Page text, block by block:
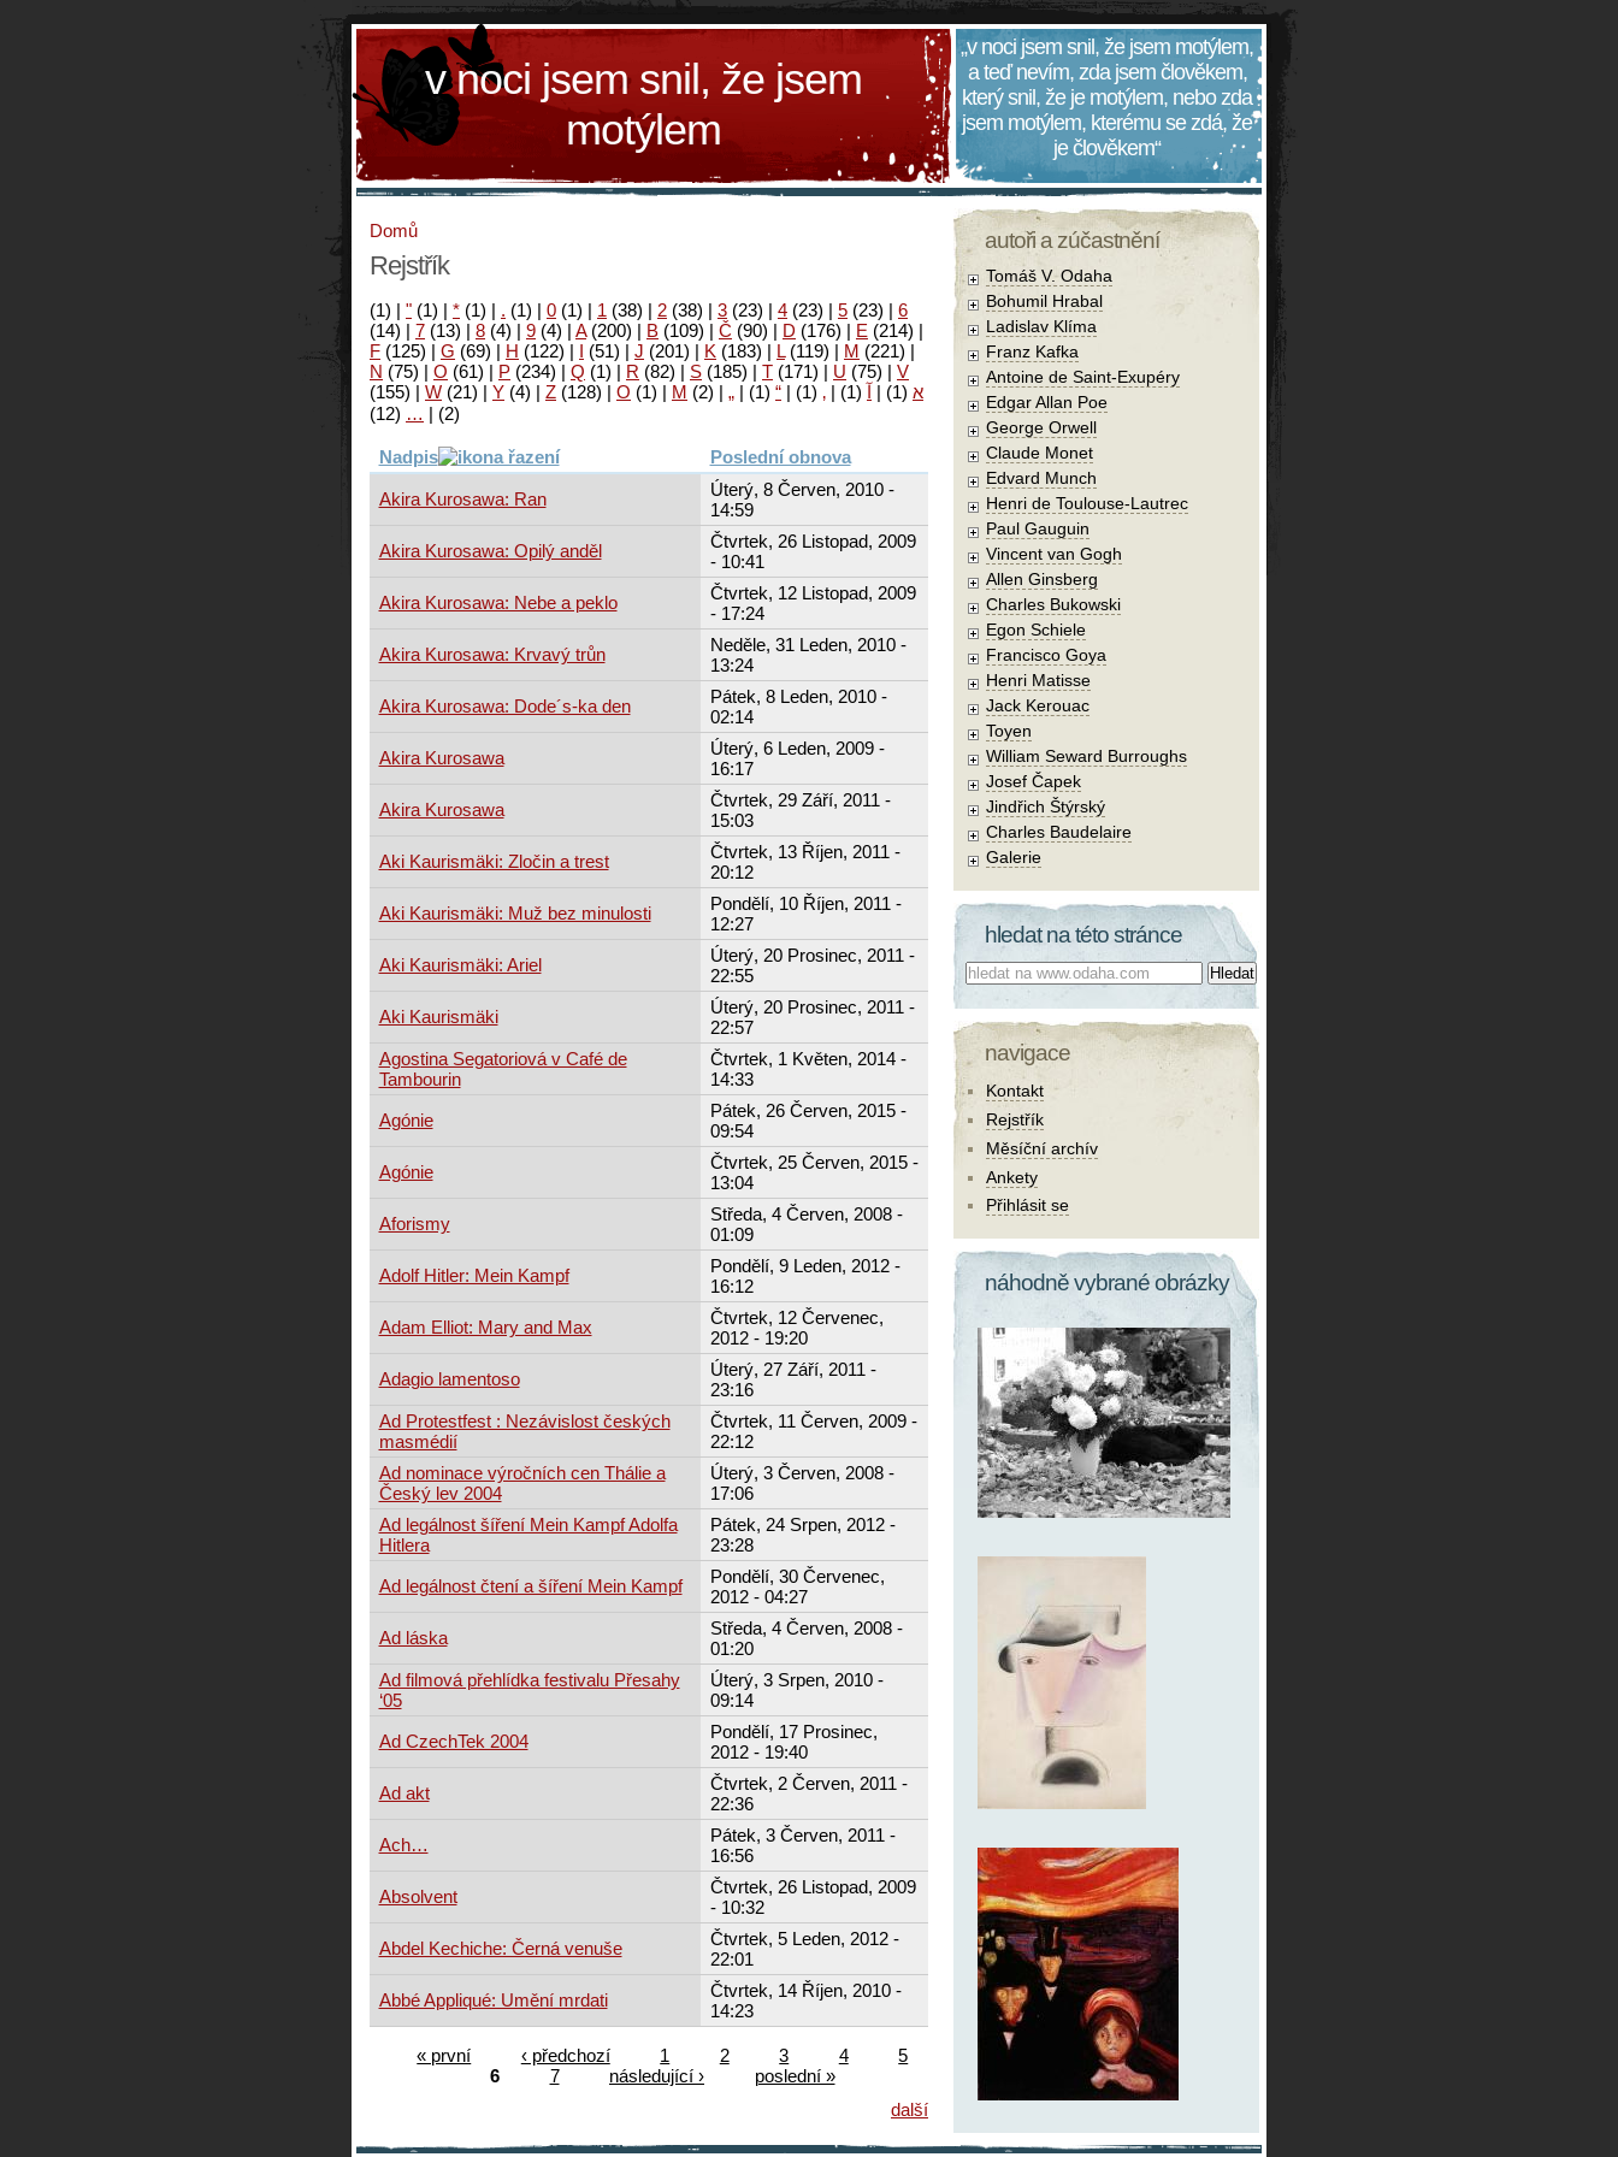
v noci jsem snil, že jsem
motýlem
„v noci jsem snil, že jsem motýlem,
a teď nevím, zda jsem člověkem,
který snil, že je motýlem, nebo zda
jsem motýlem, kterému se zdá, že
je člověkem“
Domů
Rejstřík
(1) | " (1) | * (1) | . (1) | 0 (1) | 1 (38) | 2 (38) | 3 (23) | 4 (23) | 5 (23) | 6
(14) | 7 (13) | 8 (4) | 9 (4) | A(200) | B (109) | Č (90) | D (176) | E (214) |
F (125) | G (69) | H (122) | I (51) | J (201) | K (183) | L(119) | M (221) |
N (75) | O (61) | P (234) | Q (1) | R (82) | S (185) | T (171) | U (75) | V
(155) | W (21) | Y (4) | Z (128) | Ο (1) | М (2) | א (1)
| آ (1)
|
‚
(1)
|
“
(1)
|
„
(2)
|
…
(12)
Nadpis Poslední obnova
Akira Kurosawa: Ran
Úterý, 8 Červen, 2010 -
14:59
Akira Kurosawa: Opilý anděl
Čtvrtek, 26 Listopad, 2009
- 10:41
Akira Kurosawa: Nebe a peklo
Čtvrtek, 12 Listopad, 2009
- 17:24
Akira Kurosawa: Krvavý trůn
Neděle, 31 Leden, 2010 -
13:24
Akira Kurosawa: Dode´s-ka den
Pátek, 8 Leden, 2010 -
02:14
Akira Kurosawa
Úterý, 6 Leden, 2009 -
16:17
Akira Kurosawa
Čtvrtek, 29 Září, 2011 -
15:03
Aki Kaurismäki: Zločin a trest
Čtvrtek, 13 Říjen, 2011 -
20:12
Aki Kaurismäki: Muž bez minulosti
Pondělí, 10 Říjen, 2011 -
12:27
Aki Kaurismäki: Ariel
Úterý, 20 Prosinec, 2011 -
22:55
Aki Kaurismäki
Úterý, 20 Prosinec, 2011 -
22:57
Agostina Segatoriová v Café de
Tambourin
Čtvrtek, 1 Květen, 2014 -
14:33
Agónie
Pátek, 26 Červen, 2015 -
09:54
Agónie
Čtvrtek, 25 Červen, 2015 -
13:04
Aforismy
Středa, 4 Červen, 2008 -
01:09
Adolf Hitler: Mein Kampf
Pondělí, 9 Leden, 2012 -
16:12
Adam Elliot: Mary and Max
Čtvrtek, 12 Červenec,
2012 - 19:20
Adagio lamentoso
Úterý, 27 Září, 2011 -
23:16
Ad Protestfest : Nezávislost českých
masmédií
Čtvrtek, 11 Červen, 2009 -
22:12
Ad nominace výročních cen Thálie a
Český lev 2004
Úterý, 3 Červen, 2008 -
17:06
Ad legálnost šíření Mein Kampf Adolfa
Hitlera
Pátek, 24 Srpen, 2012 -
23:28
Ad legálnost čtení a šíření Mein Kampf
Pondělí, 30 Červenec,
2012 - 04:27
Ad láska
Středa, 4 Červen, 2008 -
01:20
Ad filmová přehlídka festivalu Přesahy
‘05
Úterý, 3 Srpen, 2010 -
09:14
Ad CzechTek 2004
Pondělí, 17 Prosinec,
2012 - 19:40
Ad akt
Čtvrtek, 2 Červen, 2011 -
22:36
Ach…
Pátek, 3 Červen, 2011 -
16:56
Absolvent
Čtvrtek, 26 Listopad, 2009
- 10:32
Abdel Kechiche: Černá venuše
Čtvrtek, 5 Leden, 2012 -
22:01
Abbé Appliqué: Umění mrdati
Čtvrtek, 14 Říjen, 2010 -
14:23
« první ‹ předchozí 1 2 3 4
5
6
7 následující ›
poslední »
další
autoři a zúčastnění
Tomáš V. Odaha
Bohumil Hrabal
Ladislav Klíma
Franz Kafka
Antoine de Saint-Exupéry
Edgar Allan Poe
George Orwell
Claude Monet
Edvard Munch
Henri de Toulouse-Lautrec
Paul Gauguin
Vincent van Gogh
Allen Ginsberg
Charles Bukowski
Egon Schiele
Francisco Goya
Henri Matisse
Jack Kerouac
Toyen
William Seward Burroughs
Josef Čapek
Jindřich Štýrský
Charles Baudelaire
Galerie
hledat na této stránce
Co hledat:
navigace
Kontakt
Rejstřík
Měsíční archív
Ankety
Přihlásit se
náhodně vybrané obrázky